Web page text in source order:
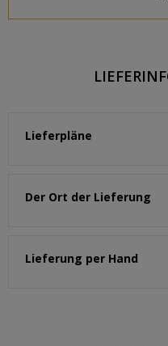
Lieferpläne
Der Ort der Lieferung
Lieferung per Hand